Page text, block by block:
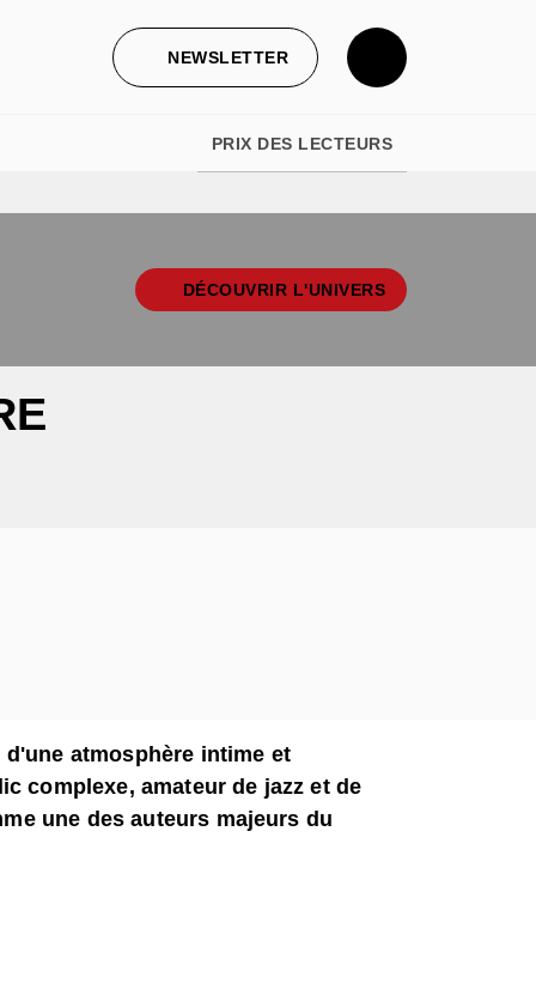
NEWSLETTER
PRIX DES LECTEURS
DÉCOUVRIR L'UNIVERS
atmosphère intime et
complexe, amateur de jazz et de
une des auteurs majeurs du